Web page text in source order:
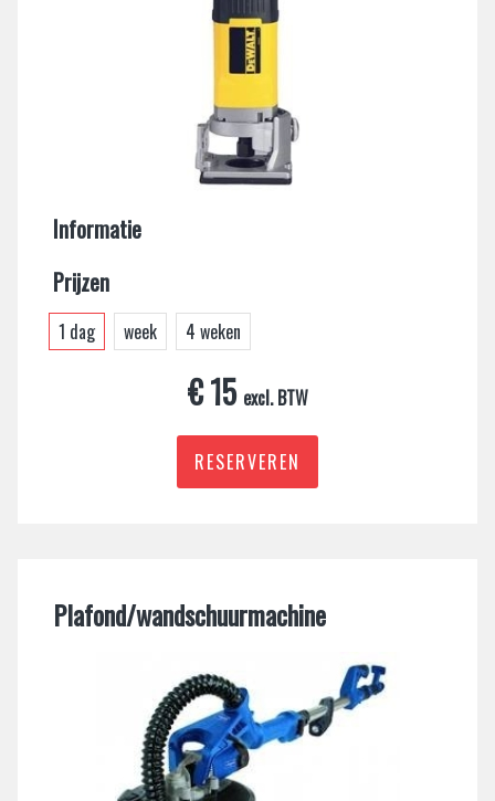
Informatie
Prijzen
1 dag week 4 weken
€ 15 excl. BTW
RESERVEREN
Plafond/wandschuurmachine